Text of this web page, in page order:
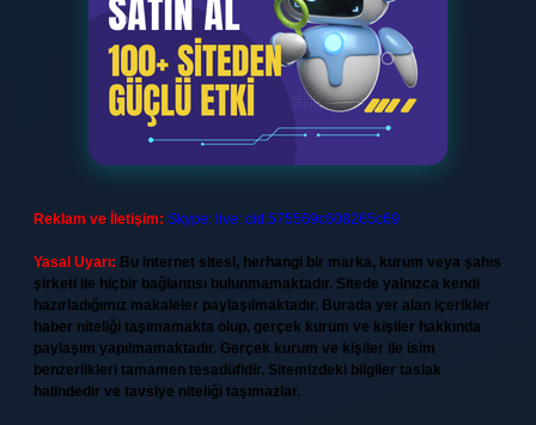
Reklam ve İletişim: Skype: live:.cid.575569c608265c69
Yasal Uyarı: Bu internet sitesi, herhangi bir marka, kurum veya şahıs
şirketi ile hiçbir bağlantısı bulunmamaktadır. Sitede yalnızca kendi
hazırladığımız makaleler paylaşılmaktadır. Burada yer alan içerikler
haber niteliği taşımamakta olup, gerçek kurum ve kişiler hakkında
paylaşım yapılmamaktadır. Gerçek kurum ve kişiler ile isim
benzerlikleri tamamen tesadüfidir. Sitemizdeki bilgiler taslak
halindedir ve tavsiye niteliği taşımazlar.